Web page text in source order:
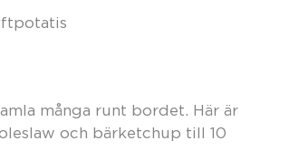
många runt bordet. Här är
och bärketchup till 10